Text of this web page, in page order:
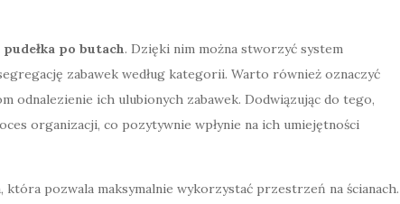
pudełka po butach. Dzięki nim można stworzyć system
zabawek według kategorii. Warto również oznaczyć
odnalezienie ich ulubionych zabawek. Dodwiązując do tego,
organizacji, co pozytywnie wpłynie na ich umiejętności
pozwala maksymalnie wykorzystać przestrzeń na ścianach.